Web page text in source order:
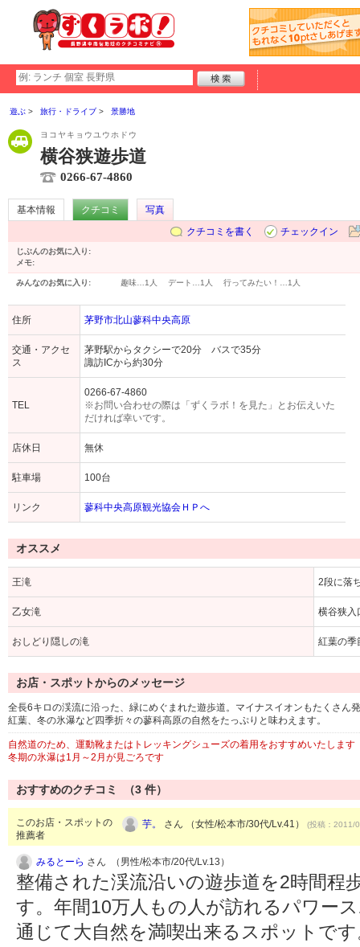
遊ぶ 旅行・ドライブ 景勝地
ヨコヤキョウユウホドウ
横谷狭遊歩道
0266-67-4860
基本情報 クチコミ
写真
クチコミを書く
チェックイン
じぶんのお気に入り:
メモ:
みんなのお気に入り: 趣味… 1人 デート… 1人 行ってみたい！… 1人
住所 茅野市北山蓼科中央高原
交通・アクセ
ス
茅野駅からタクシーで20分 バスで35分
諏訪ICから約30分
TEL
0266-67-4860
※お問い合わせの際は「ずくラボ！を見た」とお伝えいた
だければ幸いです。
店休日 無休
駐車場 100台
リンク 蓼科中央高原観光協会ＨＰへ
オススメ
王滝 2段に落
乙女滝 横谷狭入
おしどり隠しの滝 紅葉の季
お店・スポットからのメッセージ
全長6キロの渓流に沿った、緑にめぐまれた遊歩道。マイナスイオンもたくさん
紅葉、冬の氷瀑など四季折々の蓼科高原の自然をたっぷりと味わえます。
自然道のため、運動靴またはトレッキングシューズの着用をおすすめいたします
冬期の氷瀑は1月～2月が見ごろです
おすすめのクチコミ （3 件）
このお店・スポットの
推薦者
芋。 さん （女性/松本市/30代/Lv.41） (投稿：2011/
みるとーら さん （男性/松本市/20代/Lv.13）
整備された渓流沿いの遊歩道を2時間程
す。年間10万人もの人が訪れるパワー
通じて大自然を満喫出来るスポットで